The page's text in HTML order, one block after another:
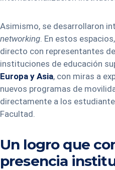
Asimismo, se desarrollaron
networking. En estos
directo con representantes
instituciones de educación
Europa y Asia, con miras a
nuevos programas de
directamente a los
Facultad.
Un logro que
presencia